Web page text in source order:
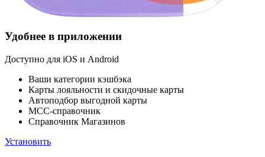
Удобнее в приложении
Доступно для iOS и Android
Ваши категории кэшбэка
Карты лояльности и скидочные карты
Автоподбор выгодной карты
МСС-справочник
Справочник Магазинов
Установить